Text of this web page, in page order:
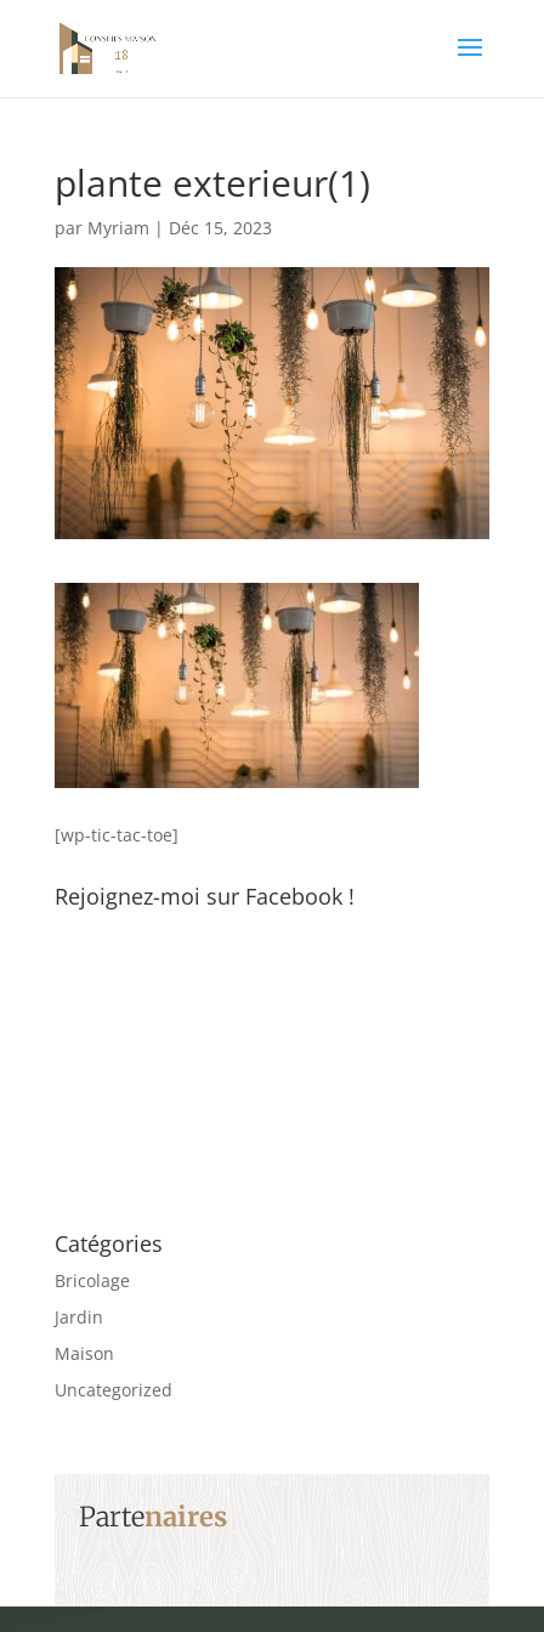
plante exterieur(1)
par Myriam | Déc 15, 2023
[wp-tic-tac-toe]
Rejoignez-moi sur Facebook !
Catégories
Bricolage
Jardin
Maison
Uncategorized
Partenaires